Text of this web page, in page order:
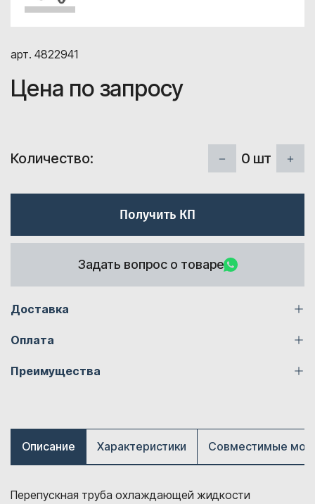
арт. 4822941
Цена по запросу
Количество: 0 шт
Получить КП
Задать вопрос о товаре
Доставка
Оплата
Преимущества
Описание Характеристики Совместимые
Перепускная труба охлаждающей жидкости